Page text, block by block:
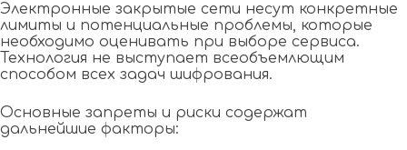
Электронные закрытые сети несут конкретные
лимиты и потенциальные проблемы, которые
необходимо оценивать при выборе сервиса.
Технология не выступает всеобъемлющим
способом всех задач шифрования.
Основные запреты и риски содержат
дальнейшие факторы: